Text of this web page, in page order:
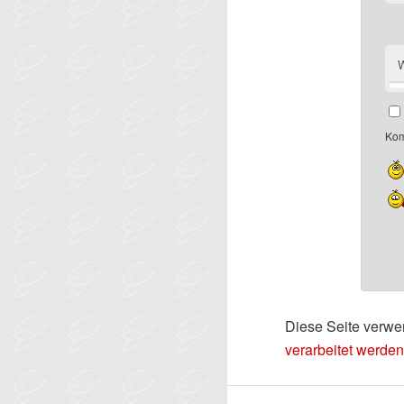
Diese Seite
verarbeitet